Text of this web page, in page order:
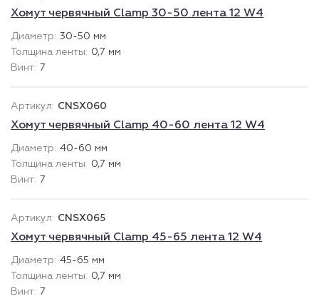
Хомут червячный Clamp 30-50 лента 12 W4
30-50 мм
0,7 мм
7
CNSX060
Хомут червячный Clamp 40-60 лента 12 W4
40-60 мм
0,7 мм
7
CNSX065
Хомут червячный Clamp 45-65 лента 12 W4
45-65 мм
0,7 мм
7